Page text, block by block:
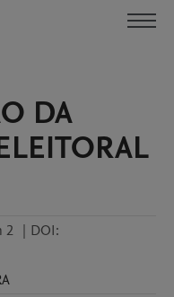
DA
2 | DOI: